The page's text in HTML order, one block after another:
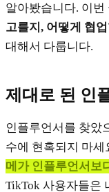
알아봤습니다. 이번
고를지, 어떻게 협
대해서 다룹니다.
제대로 된 인
인플루언서를 찾았
수에 현혹되지 마세
메가 인플루언서보
TikTok 사용자들은